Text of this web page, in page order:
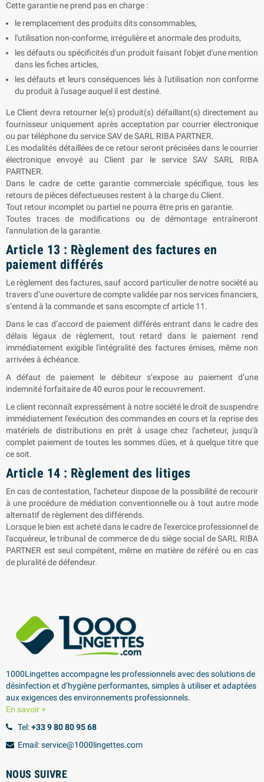
Cette garantie ne prend pas en charge :
le remplacement des produits dits consommables,
l'utilisation non-conforme, irrégulière et anormale des produits,
les défauts ou spécificités d'un produit faisant l'objet d'une mention
dans les fiches articles,
les défauts et leurs conséquences liés à l'utilisation non conforme
du produit à l'usage auquel il est destiné.
Le Client devra retourner le(s) produit(s) défaillant(s) directement au
fournisseur uniquement après acceptation par courrier électronique
ou par téléphone du service SAV de SARL RIBA PARTNER.
Les modalités détaillées de ce retour seront précisées dans le courrier
électronique envoyé au Client par le service SAV SARL RIBA
PARTNER.
Dans le cadre de cette garantie commerciale spécifique, tous les
retours de pièces défectueuses restent à la charge du Client.
Tout retour incomplet ou partiel ne pourra être pris en garantie.
Toutes traces de modifications ou de démontage entraîneront
l'annulation de la garantie.
Article 13 : Règlement des factures en
paiement différés
Le règlement des factures, sauf accord particulier de notre société au
travers d’une ouverture de compte validée par nos services financiers,
s’entend à la commande et sans escompte cf article 11.
Dans le cas d’accord de paiement différés entrant dans le cadre des
délais légaux de règlement, tout retard dans le paiement rend
immédiatement exigible l'intégralité des factures émises, même non
arrivées à échéance.
A défaut de paiement le débiteur s’expose au paiement d’une
indemnité forfaitaire de 40 euros pour le recouvrement.
Le client reconnaît expressément à notre société le droit de suspendre
immédiatement l'exécution des commandes en cours et la reprise des
matériels de distributions en prêt à usage chez l'acheteur, jusqu'à
complet paiement de toutes les sommes dûes, et à quelque titre que
ce soit.
Article 14 : Règlement des litiges
En cas de contestation, l'acheteur dispose de la possibilité de recourir
à une procédure de médiation conventionnelle ou à tout autre mode
alternatif de règlement des différends.
Lorsque le bien est acheté dans le cadre de l'exercice professionnel de
l'acquéreur, le tribunal de commerce de du siège social de SARL RIBA
PARTNER est seul compétent, même en matière de référé ou en cas
de pluralité de défendeur.
1000Lingettes accompagne les professionnels avec des solutions de
désinfection et d’hygiène performantes, simples à utiliser et adaptées
aux exigences des environnements professionnels.
En savoir +
Tel:+33 9 80 80 95 68
Email: service@1000lingettes.com
NOUS SUIVRE